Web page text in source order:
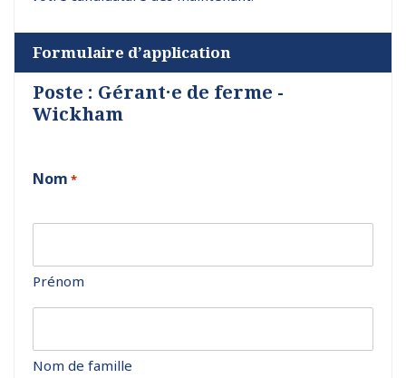
Formulaire d’application
Poste : Gérant·e de ferme -
Wickham
Nom *
Prénom
Nom de famille